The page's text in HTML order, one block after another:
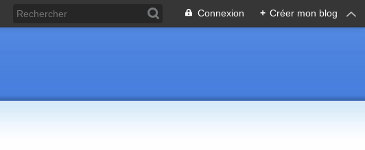
Connexion + Créer mon blog